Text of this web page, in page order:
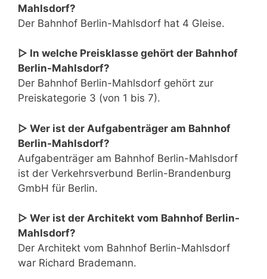
Mahlsdorf?
Der Bahnhof Berlin-Mahlsdorf hat 4 Gleise.
▷ In welche Preisklasse gehört der Bahnhof
Berlin-Mahlsdorf?
Der Bahnhof Berlin-Mahlsdorf gehört zur
Preiskategorie 3 (von 1 bis 7).
▷ Wer ist der Aufgabenträger am Bahnhof
Berlin-Mahlsdorf?
Aufgabenträger am Bahnhof Berlin-Mahlsdorf
ist der Verkehrsverbund Berlin-Brandenburg
GmbH für Berlin.
▷ Wer ist der Architekt vom Bahnhof Berlin-
Mahlsdorf?
Der Architekt vom Bahnhof Berlin-Mahlsdorf
war Richard Brademann.